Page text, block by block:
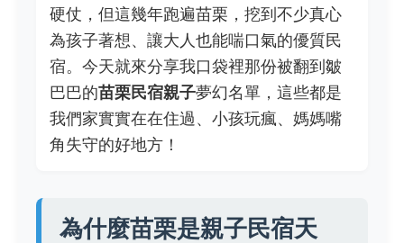
硬仗，但這幾年跑遍苗栗，挖到不少真心
為孩子著想、讓大人也能喘口氣的優質民
宿。今天就來分享我口袋裡那份被翻到皺
巴巴的苗栗民宿親子夢幻名單，這些都是
我們家實實在在住過、小孩玩瘋、媽媽嘴
角失守的好地方！
為什麼苗栗是親子民宿天